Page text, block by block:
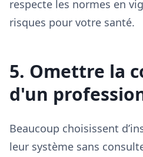
respecte les normes en
risques pour votre santé.
5. Omettre la
d'un
Beaucoup choisissent
leur système sans